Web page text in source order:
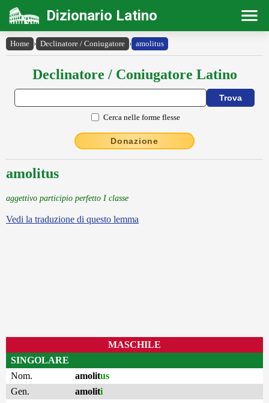
Dizionario Latino
Home › Declinatore / Coniugatore › amolitus
Declinatore / Coniugatore Latino
Cerca nelle forme flesse
Donazione
amolitus
aggettivo participio perfetto I classe
Vedi la traduzione di questo lemma
MASCHILE
SINGOLARE
Nom.
amolitus
Gen.
amoliti